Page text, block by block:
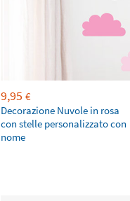
9,95 €
Decorazione Nuvole in rosa
con stelle personalizzato con
nome